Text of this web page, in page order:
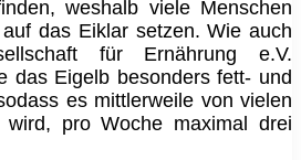
weshalb viele Menschen
das Eiklar setzen. Wie auch
für Ernährung e.V.
das Eigelb besonders fett- und
es mittlerweile von vielen
wird, pro Woche maximal drei